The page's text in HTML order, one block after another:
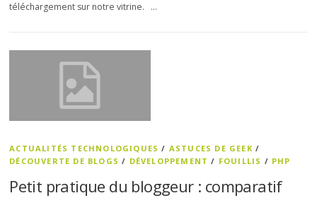
téléchargement sur notre vitrine. …
ACTUALITÉS TECHNOLOGIQUES / ASTUCES DE GEEK /
DÉCOUVERTE DE BLOGS / DÉVELOPPEMENT / FOUILLIS / PHP
Petit pratique du bloggeur : comparatif